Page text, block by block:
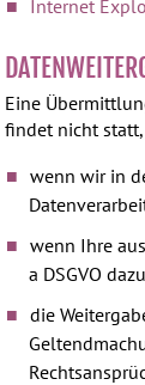
Internet
Eine
findet nicht
wenn wir in
wenn Ihre
a DSGVO
die